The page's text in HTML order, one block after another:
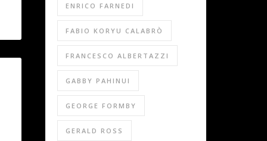
ENRICO FARNEDI
FABIO KORYU CALABRÒ
FRANCESCO ALBERTAZZI
GABBY PAHINUI
GEORGE FORMBY
GERALD ROSS